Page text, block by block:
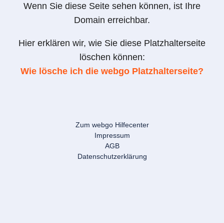
Wenn Sie diese Seite sehen können, ist Ihre
Domain erreichbar.
Hier erklären wir, wie Sie diese Platzhalterseite
löschen können:
Wie lösche ich die webgo Platzhalterseite?
Zum webgo Hilfecenter
Impressum
AGB
Datenschutzerklärung